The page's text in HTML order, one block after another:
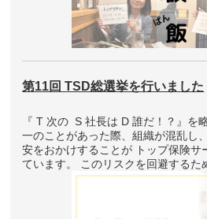
第11回 TSD総選挙を行いました
『 T 次の S 社長は D 誰だ！？』を
一のことがあった際、組織が混乱し
安をおかけすることが トップ保険サ
ています。 このリスクを回避するた